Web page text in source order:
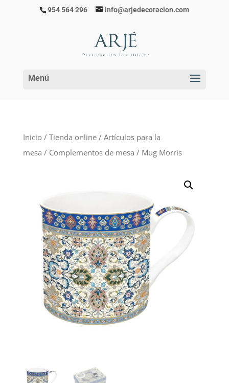
954 564 296 info@arjedecoracion.com
Inicio / Tienda online/ Artículos para la
mesa / Complementos de mesa / Mug Morris